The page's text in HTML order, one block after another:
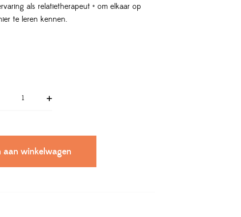
als relatietherapeut • om elkaar op
te leren kennen.
aan winkelwagen